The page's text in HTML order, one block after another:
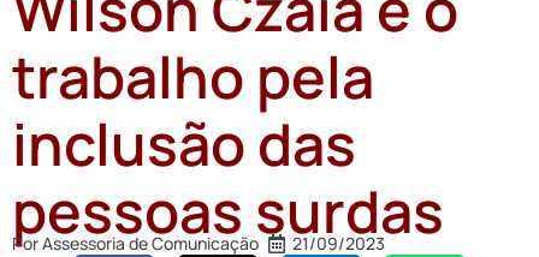
trabalho pela
inclusão das
pessoas surdas
PorAssessoria de Comunicação 21/09/2023